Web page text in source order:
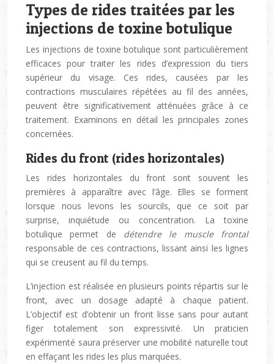
Types de rides traitées par les
injections de toxine botulique
Les injections de toxine botulique sont particulièrement
efficaces pour traiter les rides d’expression du tiers
supérieur du visage. Ces rides, causées par les
contractions musculaires répétées au fil des années,
peuvent être significativement atténuées grâce à ce
traitement. Examinons en détail les principales zones
concernées.
Rides du front (rides horizontales)
Les rides horizontales du front sont souvent les
premières à apparaître avec l’âge. Elles se forment
lorsque nous levons les sourcils, que ce soit par
surprise, inquiétude ou concentration. La toxine
botulique permet de détendre le muscle frontal
responsable de ces contractions, lissant ainsi les lignes
qui se creusent au fil du temps.
L’injection est réalisée en plusieurs points répartis sur le
front, avec un dosage adapté à chaque patient.
L’objectif est d’obtenir un front lisse sans pour autant
figer totalement son expressivité. Un praticien
expérimenté saura préserver une mobilité naturelle tout
en effaçant les rides les plus marquées.